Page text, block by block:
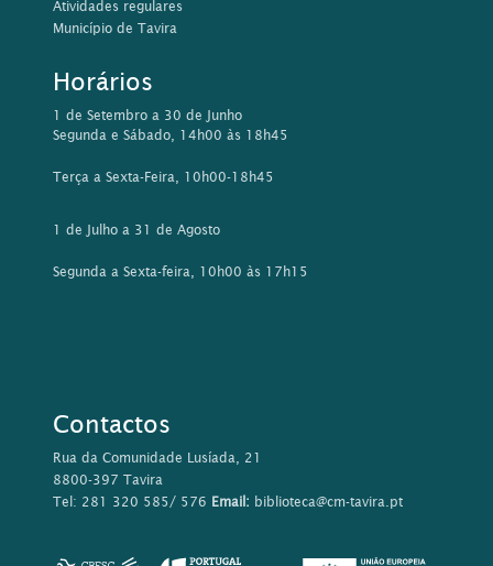
Atividades regulares
Município de Tavira
Horários
1 de Setembro a 30 de Junho
Segunda e Sábado, 14h00 às 18h45
Terça a Sexta-Feira, 10h00-18h45
1 de Julho a 31 de Agosto
Segunda a Sexta-feira, 10h00 às 17h15
Contactos
Rua da Comunidade Lusíada, 21
8800-397 Tavira
Tel: 281 320 585/ 576 Email: biblioteca@cm-tavira.pt